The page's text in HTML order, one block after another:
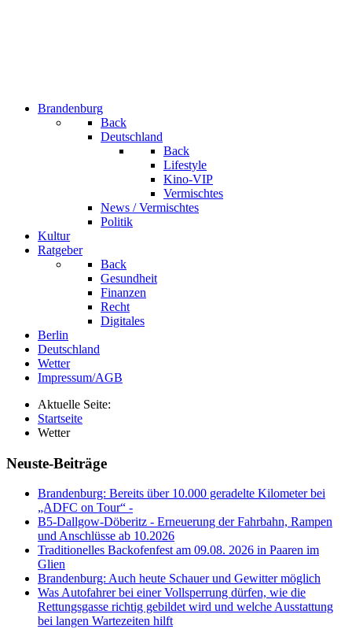
Brandenburg
Back
Deutschland
Back
Lifestyle
Kino-VIP
Vermischtes
News / Vermischtes
Politik
Kultur
Ratgeber
Back
Gesundheit
Finanzen
Recht
Digitales
Berlin
Deutschland
Wetter
Impressum/AGB
Aktuelle Seite:
Startseite
Wetter
Neuste-Beiträge
Brandenburg: Bereits über 10.000 geradelte Kilometer bei
„ADFC on Tour“ -
B5-Dallgow-Döberitz - Erneuerung der Fahrbahn, Rampen
und Anschlüsse ab 10.2026
Traditionelles Backofenfest am 09.08. 2026 in Paaren im
Glien
Brandenburg: Auch heute Schauer und Gewitter möglich
Was Autofahrer bei einer Vollsperrung dürfen, wie die
Rettungsgasse richtig gebildet wird und welche Ausstattung
bei langen Wartezeiten hilft